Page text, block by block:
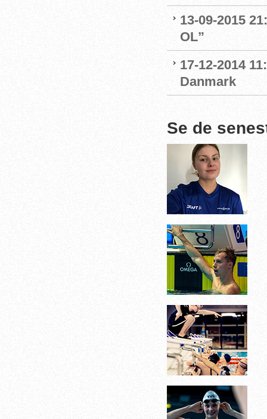
13-09-2015
OL”
17-12-2014
Danmark
Se de